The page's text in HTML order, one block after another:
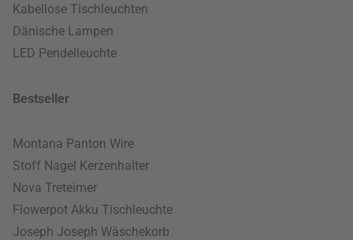
Kabellose Tischleuchten
Dänische Lampen
LED Pendelleuchte
Bestseller
Montana Panton Wire
Stoff Nagel Kerzenhalter
Nova Treteimer
Flowerpot Akku Tischleuchte
Joseph Joseph Wäschekorb